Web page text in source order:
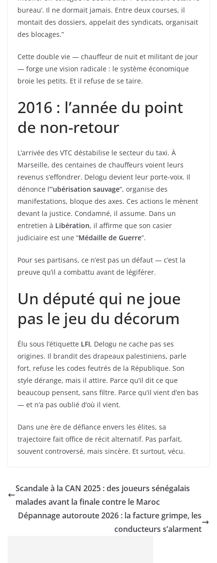
bureau’. Il ne dormait jamais. Entre deux courses, il
montait des dossiers, appelait des syndicats, organisait
des blocages.”
Cette double vie — chauffeur de nuit et militant de jour
— forge une vision radicale : le système économique
broie les petits. Et il refuse de se taire.
2016 : l’année du point
de non-retour
L’arrivée des VTC déstabilise le secteur du taxi. À
Marseille, des centaines de chauffeurs voient leurs
revenus s’effondrer. Delogu devient leur porte-voix. Il
dénonce l’“ubérisation sauvage”, organise des
manifestations, bloque des axes. Ces actions le mènent
devant la justice. Condamné, il assume. Dans un
entretien à Libération, il affirme que son casier
judiciaire est une “Médaille de Guerre”.
Pour ses partisans, ce n’est pas un défaut — c’est la
preuve qu’il a combattu avant de légiférer.
Un député qui ne joue
pas le jeu du décorum
Élu sous l’étiquette LFI, Delogu ne cache pas ses
origines. Il brandit des drapeaux palestiniens, parle
fort, refuse les codes feutrés de la République. Son
style dérange, mais il attire. Parce qu’il dit ce que
beaucoup pensent, sans filtre. Parce qu’il vient d’en bas
— et n’a pas oublié d’où il vient.
Dans une ère de défiance envers les élites, sa
trajectoire fait office de récit alternatif. Pas parfait,
souvent controversé, mais sincère. Et surtout, vécu.
Scandale à la CAN 2025 : des joueurs sénégalais
malades avant la finale contre le Maroc
Dépannage autoroute 2026 : la facture grimpe, les
conducteurs s’alarment